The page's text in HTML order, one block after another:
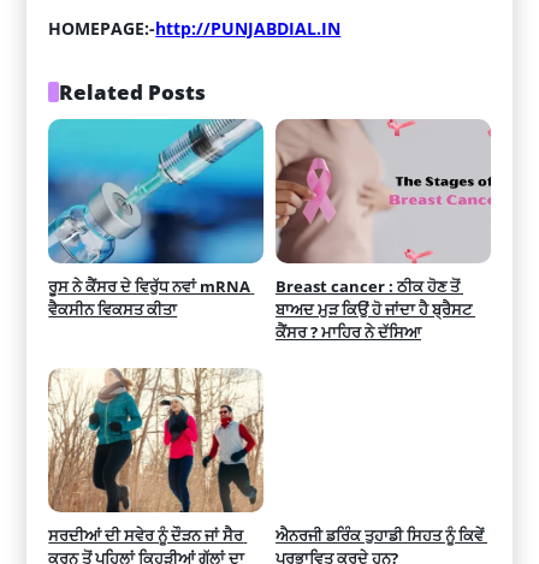
HOMEPAGE:-http://PUNJABDIAL.IN
Related Posts
ਰੂਸ ਨੇ ਕੈਂਸਰ ਦੇ ਵਿਰੁੱਧ ਨਵਾਂ mRNA
ਵੈਕਸੀਨ ਵਿਕਸਤ ਕੀਤਾ
Breast cancer : ਠੀਕ ਹੋਣ ਤੋਂ
ਬਾਅਦ ਮੁੜ ਕਿਉਂ ਹੋ ਜਾਂਦਾ ਹੈ ਬ੍ਰੈਸਟ
ਕੈਂਸਰ ? ਮਾਹਿਰ ਨੇ ਦੱਸਿਆ
ਸਰਦੀਆਂ ਦੀ ਸਵੇਰ ਨੂੰ ਦੌੜਨ ਜਾਂ ਸੈਰ
ਕਰਨ ਤੋਂ ਪਹਿਲਾਂ ਕਿਹੜੀਆਂ ਗੱਲਾਂ ਦਾ
ਐਨਰਜੀ ਡਰਿੰਕ ਤੁਹਾਡੀ ਸਿਹਤ ਨੂੰ ਕਿਵੇਂ
ਪ੍ਰਭਾਵਿਤ ਕਰਦੇ ਹਨ?